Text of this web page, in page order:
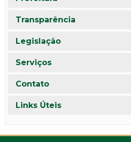
Transparência
Legislação
Serviços
Contato
Links Úteis